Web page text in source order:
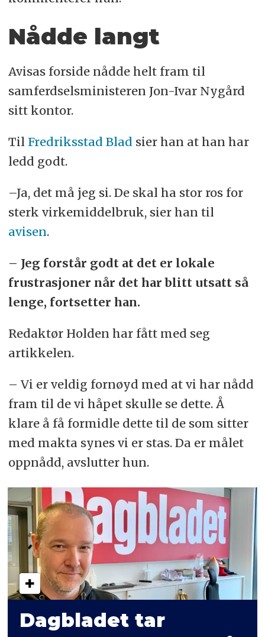
Nådde langt
Avisas forside nådde helt fram til
samferdselsministeren Jon-Ivar Nygård
sitt kontor.
Til Fredriksstad Bladsier han at han har
ledd godt.
–Ja, det må jeg si. De skal ha stor ros for
sterk virkemiddelbruk, sier han til
avisen.
– Jeg forstår godt at det er lokale
frustrasjoner når det har blitt utsatt så
lenge, fortsetter han.
Redaktør Holden har fått med seg
artikkelen.
– Vi er veldig fornøyd med at vi har nådd
fram til de vi håpet skulle se dette. Å
klare å få formidle dette til de som sitter
med makta synes vi er stas. Da er målet
oppnådd, avslutter hun.
Dagbladet tar